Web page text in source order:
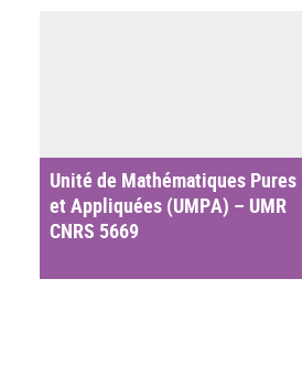
Unité de Mathématiques Pures
et Appliquées (UMPA) – UMR
CNRS 5669